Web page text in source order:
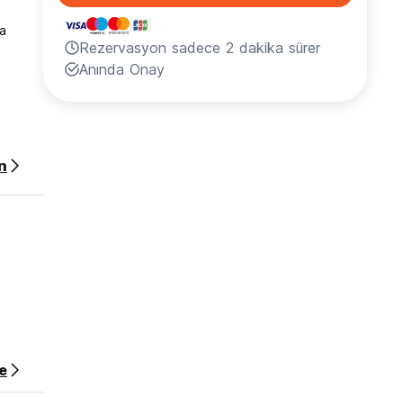
Rezervasyon sadece 2 dakika sürer
Anında Onay